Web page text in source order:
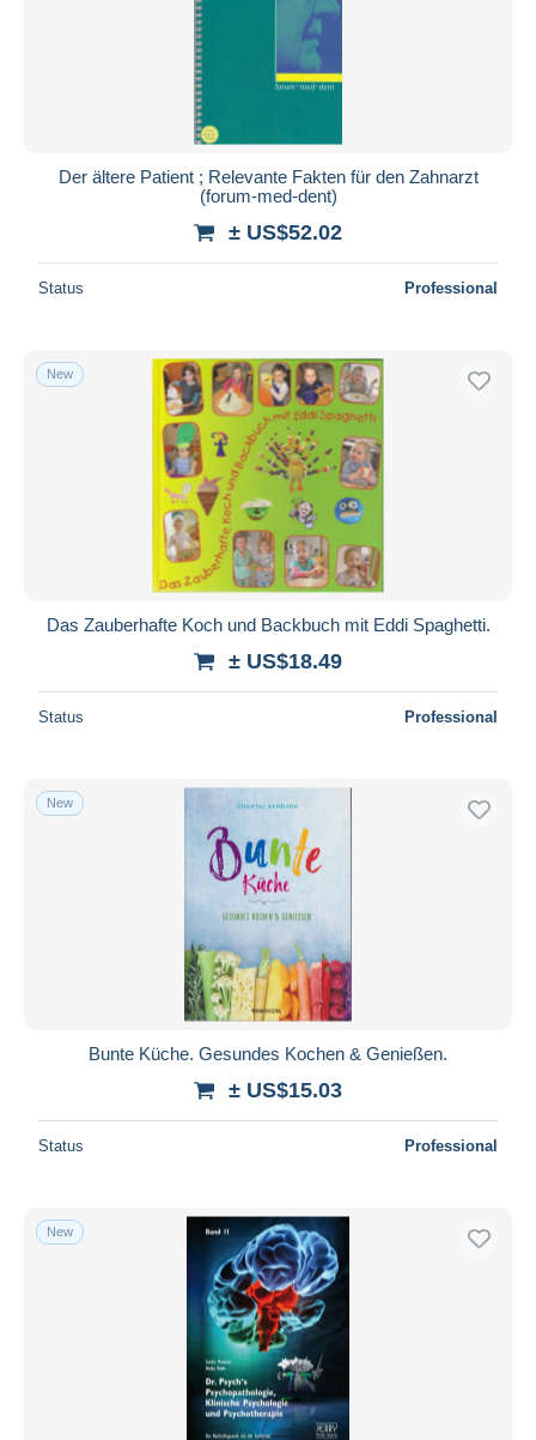
Der ältere Patient ; Relevante Fakten für den Zahnarzt
(forum-med-dent)
± US$52.02
Status Professional
New
Das Zauberhafte Koch und Backbuch mit Eddi Spaghetti.
± US$18.49
Status Professional
New
Bunte Küche. Gesundes Kochen & Genießen.
± US$15.03
Status Professional
New